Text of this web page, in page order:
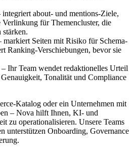
integriert about- und mentions-Ziele,
Verlinkung für Themencluster, die
stärken.
markiert Seiten mit Risiko für Schema-
Ranking-Verschiebungen, bevor sie
– Ihr Team wendet redaktionelles Urteil
Tonalität und Compliance
Katalog oder ein Unternehmen mit
– Nova hilft Ihnen, KI- und
zu operationalisieren. Unsere Teams
unterstützen Onboarding, Governance